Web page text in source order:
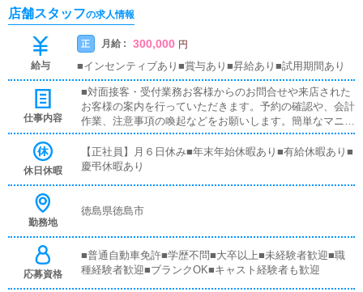
店舗スタッフの求人情報
給与
正 月給 : 300,000 円
■インセンティブあり■賞与あり■昇給あり■試用期間あり
仕事内容
■対面接客・受付業務お客様からのお問合せや来店された
お客様の案内を行っていただきます。予約の確認や、会計
作業、注意事項の喚起などをお願いします。簡単なマニュ
アルや、先輩スタッフに付いて業務内容を見ながら徐々に
覚えていただきますので、未経験の方でも安心して働けま
す。■PC更新業務ヘブンネットなど、ポータルサイト等の
はボタンを押すだけや、ブログの更新時に簡単に文字が入
きます。■清掃・備品管理お客様やキャストの方に快適に
お過ごしいただくため、店内の清掃や備品の管理・補充を
行っていただきます。
休日休暇
【正社員】月６日休み■年末年始休暇あり■有給休暇あり■
慶弔休暇あり
勤務地
徳島県徳島市
応募資格
■普通自動車免許■学歴不問■大卒以上■未経験者歓迎■職
種経験者歓迎■ブランクOK■キャスト経験者も歓迎